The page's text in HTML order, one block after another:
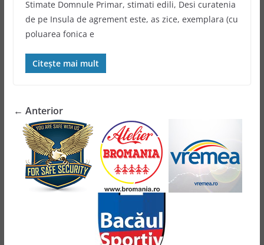
Stimate Domnule Primar, stimati edili, Desi curatenia
de pe Insula de agrement este, as zice, exemplara (cu
poluarea fonica e
Citește mai mult
← Anterior